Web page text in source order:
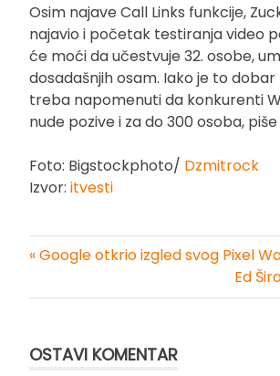
Osim najave Call Links funkcije,
najavio i početak testiranja video
će moći da učestvuje 32. osobe,
dosadašnjih osam. Iako je to
treba napomenuti da konkurenti
nude pozive i za do 300 osoba,
Foto: Bigstockphoto/ Dzmitrock
Izvor: itvesti
« Google otkrio izgled svog Pixel
Ed
OSTAVI KOMENTAR